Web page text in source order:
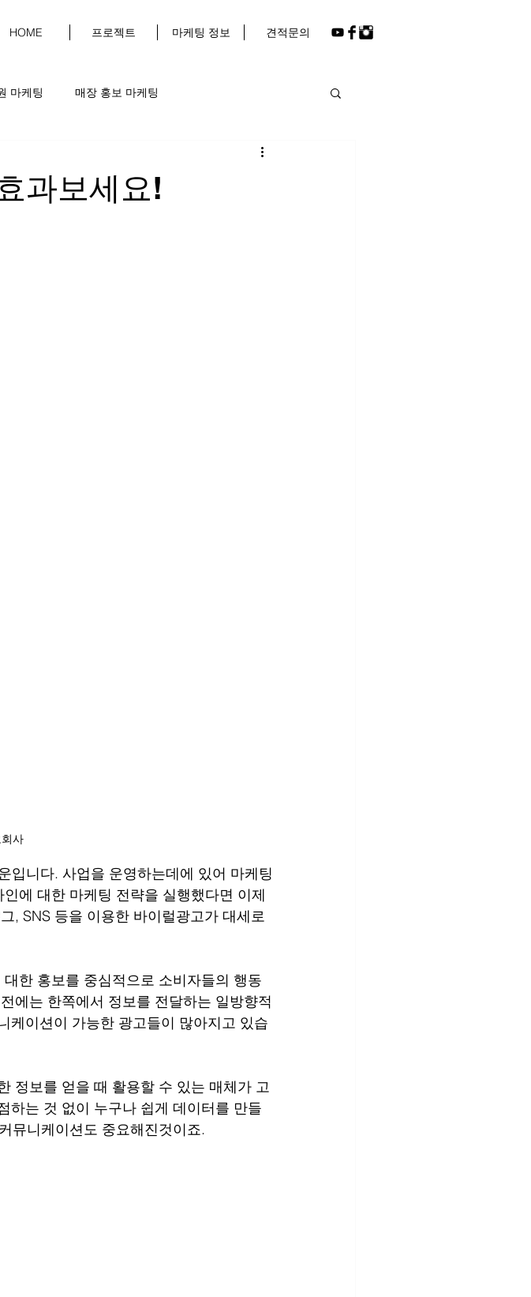
HOME 프로젝트 마케팅 정보 견적문의
마케팅 매장 홍보 마케팅
과보세요!
사
입니다. 사업을 운영하는데에 있어 마케팅
에 대한 마케팅 전략을 실행했다면 이제
, SNS 등을 이용한 바이럴광고가 대세로
한 홍보를 중심적으로 소비자들의 행동
에는 한쪽에서 정보를 전달하는 일방향적
케이션이 가능한 광고들이 많아지고 있습
정보를 얻을 때 활용할 수 있는 매체가 고
하는 것 없이 누구나 쉽게 데이터를 만들
뮤니케이션도 중요해진것이죠.